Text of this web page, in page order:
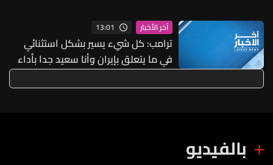
آخر الأخبار 13:01
ترامب: كل شيء يسير بشكل استثنائي
في ما يتعلق بإيران وأنا سعيد جدا بأداء
وزير الحرب
بالفيديو